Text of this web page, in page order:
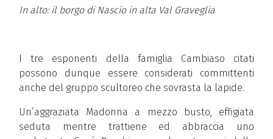
In alto: il borgo di Nascio in alta Val Graveglia
I tre esponenti della famiglia Cambiaso citati
possono dunque essere considerati committenti
anche del gruppo scultoreo che sovrasta la lapide.
Un’aggraziata Madonna a mezzo busto, effigiata
seduta mentre trattiene ed abbraccia uno